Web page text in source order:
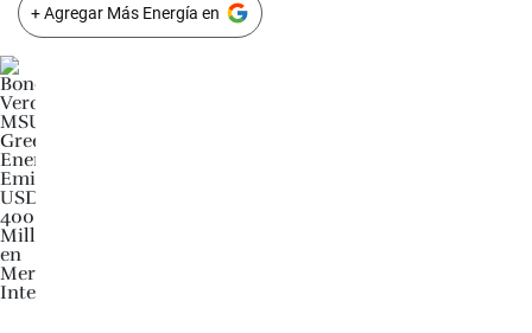
+ Agregar Más Energía en